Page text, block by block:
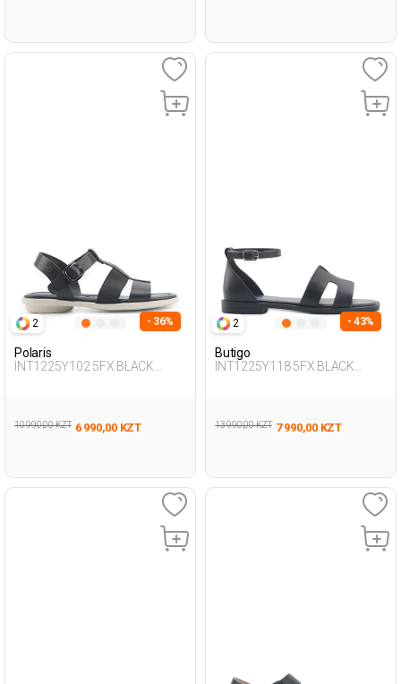
2 - 36%
Polaris
INT1225Y102 5FX BLACK
10 990,00 KZT 6 990,00 KZT
2 - 43%
Butigo
INT1225Y118 5FX BLACK
13 990,00 KZT 7 990,00 KZT